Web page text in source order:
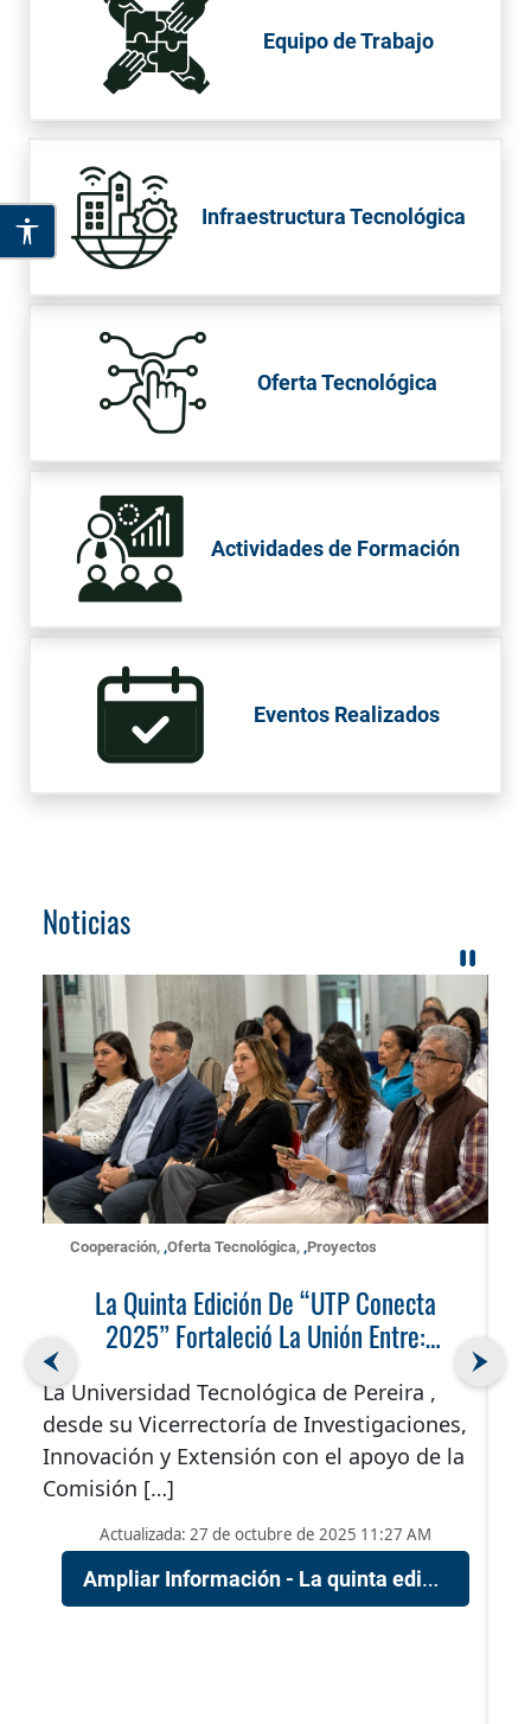
Equipo de Trabajo
Infraestructura Tecnológica
Oferta Tecnológica
Actividades de Formación
Eventos Realizados
Noticias
Cooperación ,Oferta Tecnológica ,Proyectos
La Quinta Edición De “UTP Conecta
2025” Fortaleció La Unión Entre:
Empresa Y Territorio
La Universidad Tecnológica de Pereira ,
desde su Vicerrectoría de Investigaciones,
Innovación y Extensión con el apoyo de la
Comisión […]
Actualizada: 27 de octubre de 2025 11:27 AM
Ampliar Información - La quinta edición de “UTP Conecta 2025” fortaleció la unión entre: emprendimiento, investigación, empresa y territorio